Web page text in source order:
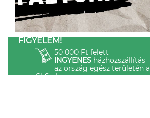
FIGYELEM!
50 000 Ft felett
INGYENESházhozszállítás
az ország egész területén a
GLS-el.